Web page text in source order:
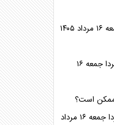
جدول قطعی برق استان قم فردا جمعه ۱۶ مرداد ۱۴۰۵
جدول قطعی برق استان مازندران فردا جمعه ۱۶
ممکن است؟
جدول قطعی برق استان اصفهان فردا جمعه ۱۶ مرداد